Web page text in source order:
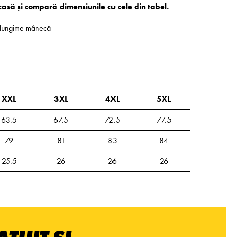
și compară dimensiunile cu cele din tabel.
mânecă
XXL 3XL 4XL
5XL
63.5 67.5 72.5
77.5
79 81 83
84
25.5 26 26 26